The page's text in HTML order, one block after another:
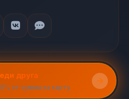
друга
от суммы на карту